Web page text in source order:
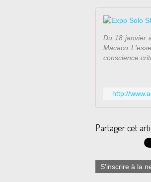
Du 18 janvier
Macaco
conscience
http://
Partager cet
S'inscrire à la